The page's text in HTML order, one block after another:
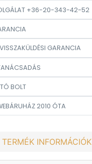
+36-20-343-42-52
GARANCIA
BOLT
2010 ÓTA
TERMÉK INFORMÁCIÓK